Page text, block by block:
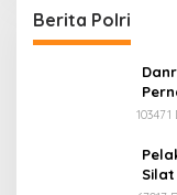
Berita Polri